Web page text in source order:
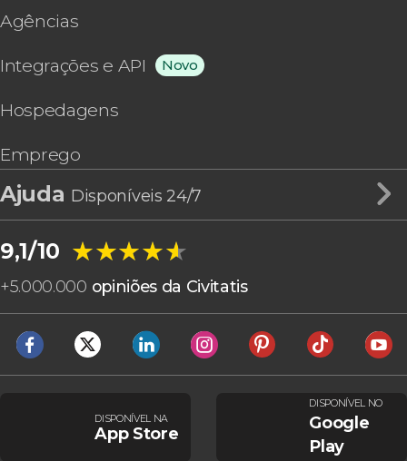
Agências
Integrações e API Novo
Hospedagens
Emprego
Ajuda Disponíveis 24/7
9,1/10 ★★★★★
★★★★★
+5.000.000 opiniões da Civitatis
DISPONÍVEL NA
App Store
DISPONÍVEL NO
Google
Play